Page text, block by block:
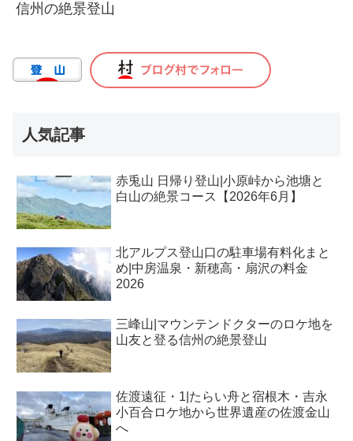
信州の絶景登山
人気記事
赤兎山 日帰り登山|小原峠から池塘と
白山の絶景コース【2026年6月】
北アルプス登山口の駐車場有料化まと
め|中房温泉・新穂高・扇沢の料金
2026
三峰山|マウンテンドクターのロケ地を
山友と登る信州の絶景登山
佐渡遠征・1|たらい舟と宿根木・吉永
小百合ロケ地から世界遺産の佐渡金山
へ